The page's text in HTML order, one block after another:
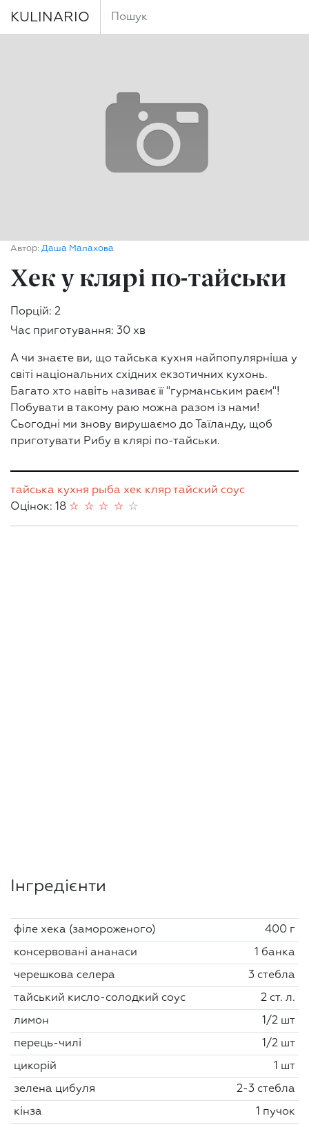
KULINARIO
Автор: Даша Малахова
Хек у клярі по-тайськи
Порцій: 2
Час приготування: 30 хв
А чи знаєте ви, що тайська кухня найпопулярніша у
світі національних східних екзотичних кухонь.
Багато хто навіть називає її "гурманським раєм"!
Побувати в такому раю можна разом із нами!
Сьогодні ми знову вирушаємо до Таїланду, щоб
приготувати Рибу в клярі по-тайськи.
тайська кухня рыба хек кляртайский соус
Оцінок: 18
☆
☆
☆
☆
☆
Інгредієнти
філе хека (замороженого) 400 г
консервовані ананаси 1 банка
черешкова селера 3 стебла
тайський кисло-солодкий соус 2 ст. л.
лимон 1/2 шт
перець-чилі 1/2 шт
цикорій 1 шт
зелена цибуля 2-3 стебла
кінза 1 пучок